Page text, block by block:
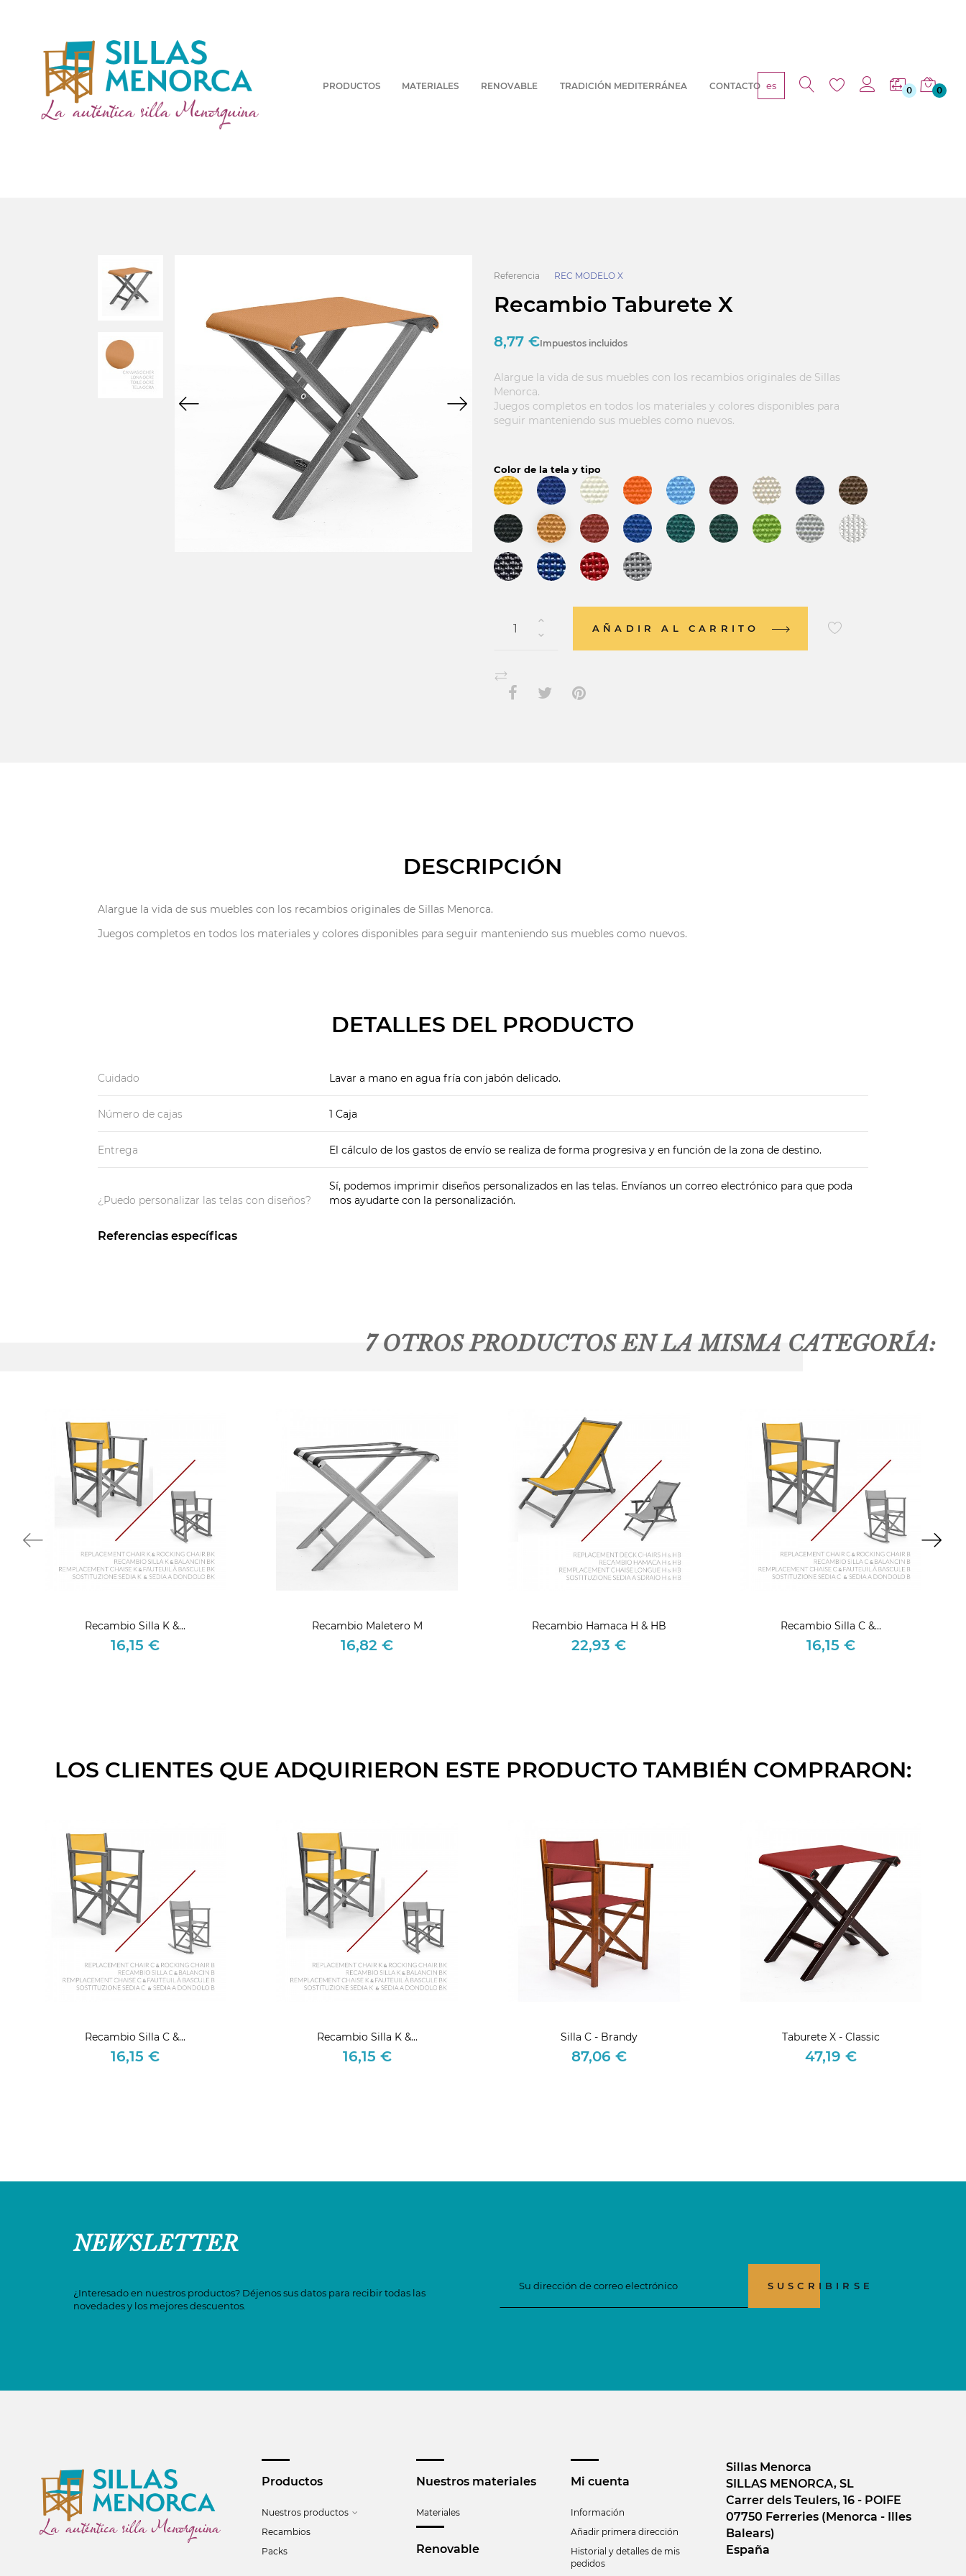
PRODUCTOS MATERIALES RENOVABLE TRADICIÓN MEDITERRÁNEA CONTACTO es 0 0
Referencia REC MODELO X
Recambio Taburete X
8,77 €Impuestos incluidos
Alargue la vida de sus muebles con los recambios originales de Sillas
Menorca.
Juegos completos en todos los materiales y colores disponibles para
seguir manteniendo sus muebles como nuevos.
Color de la tela y tipo
AÑADIR AL CARRITO
DESCRIPCIÓN
Alargue la vida de sus muebles con los recambios originales de Sillas Menorca.
Juegos completos en todos los materiales y colores disponibles para seguir manteniendo sus muebles como nuevos.
DETALLES DEL PRODUCTO
Cuidado Lavar a mano en agua fría con jabón delicado.
Número de cajas 1 Caja
Entrega El cálculo de los gastos de envío se realiza de forma progresiva y en función de la zona de destino.
¿Puedo personalizar las telas con diseños?
Sí, podemos imprimir diseños personalizados en las telas. Envíanos un correo electrónico para que poda
mos ayudarte con la personalización.
Referencias específicas
7 OTROS PRODUCTOS EN LA MISMA CATEGORÍA:
Recambio Silla K &...
Precio
16,15 €
Recambio Maletero M
Precio
16,82 €
Recambio Hamaca H & HB
Precio
22,93 €
Recambio Silla C &...
Precio
16,15 €
LOS CLIENTES QUE ADQUIRIERON ESTE PRODUCTO TAMBIÉN COMPRARON:
Recambio Silla C &...
Precio
16,15 €
Recambio Silla K &...
Precio
16,15 €
Silla C - Brandy
Precio
87,06 €
Taburete X - Classic
Precio
47,19 €
NEWSLETTER
¿Interesado en nuestros productos? Déjenos sus datos para recibir todas las
novedades y los mejores descuentos.
SUSCRIBIRSE
Productos
Nuestros productos
Recambios
Packs
Nuestros materiales
Materiales
Renovable
Mi cuenta
Información
Añadir primera dirección
Historial y detalles de mis
pedidos
Sillas Menorca
SILLAS MENORCA, SL
Carrer dels Teulers, 16 - POIFE
07750 Ferreries (Menorca - Illes
Balears)
España